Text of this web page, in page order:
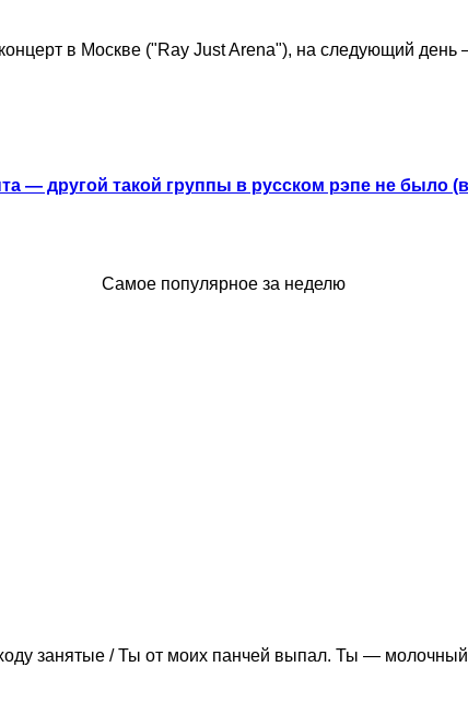
в Москве ("Ray Just Arena"), на следующий
— другой такой группы в русском рэпе не было
Самое популярное за неделю
занятые / Ты от моих панчей выпал. Ты —